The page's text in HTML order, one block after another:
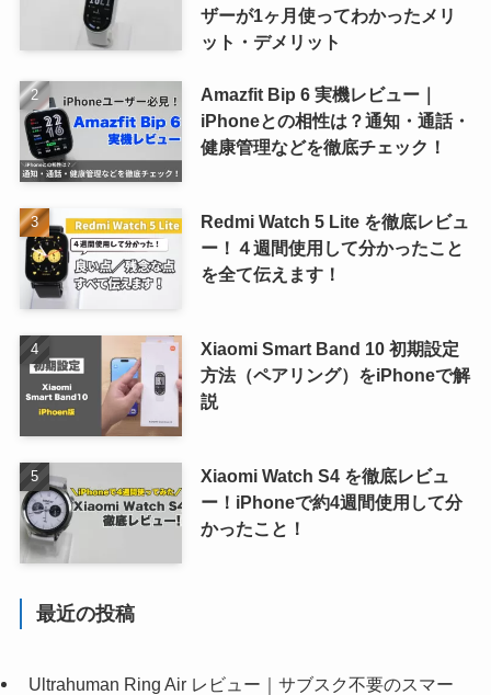
ザーが1ヶ月使ってわかったメリ
ット・デメリット
Amazfit Bip 6 実機レビュー｜
iPhoneとの相性は？通知・通話・
健康管理などを徹底チェック！
Redmi Watch 5 Lite を徹底レビュ
ー！４週間使用して分かったこと
を全て伝えます！
Xiaomi Smart Band 10 初期設定
方法（ペアリング）をiPhoneで解
説
Xiaomi Watch S4 を徹底レビュ
ー！iPhoneで約4週間使用して分
かったこと！
最近の投稿
Ultrahuman Ring Air レビュー｜サブスク不要のスマー